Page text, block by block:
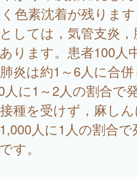
色素沈着が残りま
しては，気管支炎
ります。患者100人
炎は約1～6人に合
人に1～2人の割合で
種を受けず，麻し
人に1人の割合
す。